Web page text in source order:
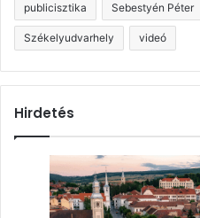
publicisztika Sebestyén Péter
Székelyudvarhely videó
Hirdetés